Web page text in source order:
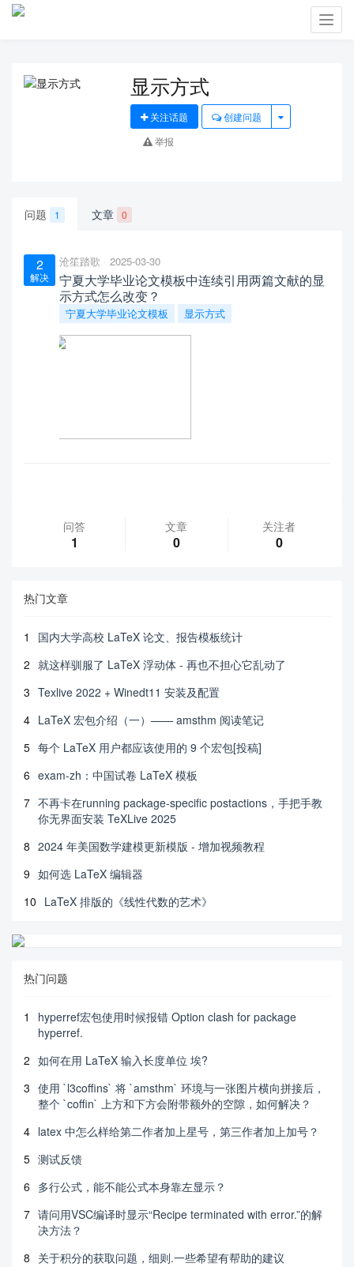
显示方式
关注话题
创建问题
举报
问题 1 文章 0
2
解决
沧笙踏歌 2025-03-30
宁夏大学毕业论文模板中连续引用两篇文献的显
示方式怎么改变？
宁夏大学毕业论文模板 显示方式
问答
1
文章
0
关注者
0
热门文章
1
国内大学高校 LaTeX 论文、报告模板统计
2 就这样驯服了 LaTeX 浮动体 - 再也不担心它乱动了
3 Texlive 2022 + Winedt11 安装及配置
4 LaTeX 宏包介绍（一）—— amsthm 阅读笔记
5 每个 LaTeX 用户都应该使用的 9 个宏包[投稿]
6 exam-zh：中国试卷 LaTeX 模板
7 不再卡在running package-specific postactions，手把手教
你无界面安装 TeXLive 2025
8 2024 年美国数学建模更新模版 - 增加视频教程
9 如何选 LaTeX 编辑器
10 LaTeX 排版的《线性代数的艺术》
热门问题
1
hyperref宏包使用时候报错 Option clash for package
hyperref.
2 如何在用 LaTeX 输入长度单位 埃?
3 使用 `l3coffins` 将 `amsthm` 环境与一张图片横向拼接后，
整个 `coffin` 上方和下方会附带额外的空隙，如何解决？
4 latex 中怎么样给第二作者加上星号，第三作者加上加号？
5 测试反馈
6 多行公式，能不能公式本身靠左显示？
7 请问用VSC编译时显示“Recipe terminated with error.”的解
决方法？
8 关于积分的获取问题，细则.一些希望有帮助的建议